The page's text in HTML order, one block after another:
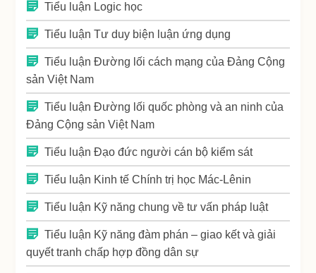
Tiểu luận Logic học
Tiểu luận Tư duy biện luận ứng dụng
Tiểu luận Đường lối cách mạng của Đảng Cộng
sản Việt Nam
Tiểu luận Đường lối quốc phòng và an ninh của
Đảng Cộng sản Việt Nam
Tiểu luận Đạo đức người cán bộ kiểm sát
Tiểu luận Kinh tế Chính trị học Mác-Lênin
Tiểu luận Kỹ năng chung về tư vấn pháp luật
Tiểu luận Kỹ năng đàm phán – giao kết và giải
quyết tranh chấp hợp đồng dân sự